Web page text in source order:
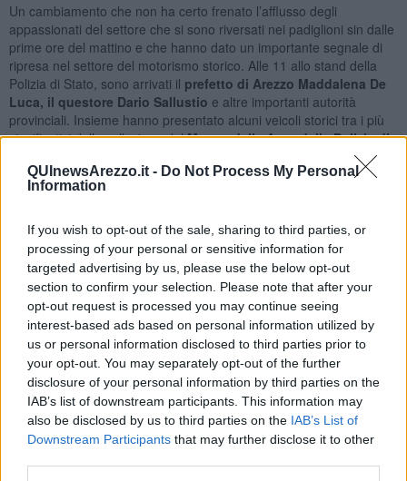
QUInewsArezzo.it - Do Not Process My Personal
Information
If you wish to opt-out of the sale, sharing to third parties, or
processing of your personal or sensitive information for
targeted advertising by us, please use the below opt-out
section to confirm your selection. Please note that after your
opt-out request is processed you may continue seeing
interest-based ads based on personal information utilized by
us or personal information disclosed to third parties prior to
your opt-out. You may separately opt-out of the further
disclosure of your personal information by third parties on the
IAB’s list of downstream participants. This information may
also be disclosed by us to third parties on the IAB’s List of
Downstream Participants that may further disclose it to other
Un cambiamento che non ha certo frenato l’afflusso degli
appassionati del settore che si sono riversati nei padiglioni sin dalle
prime ore del mattino e che hanno dato un importante segnale di
ripresa nel settore del motorismo storico. Alle 11 allo stand della
Polizia di Stato, sono arrivati il prefetto di Arezzo Maddalena De
Luca, il questore Dario Sallustio e altre importanti autorità
provinciali. Insieme hanno presentato alcuni veicoli storici tra i più
significativi della collezione delMuseo delle Auto della Polizia di
In occasione del centesimo anniversario dalla nascita del marchio
Moto Guzzi, sono stati esposti motoveicoli che hanno “indossato” la
divisa della Polizia. Tra queste: la Moto Guzzi NF 500 “Nuovo
Falcone” del 1970, la Moto Guzzi V7 del 1971 utilizzata dalla
specialità Polizia Stradale così come la Moto Guzzi 850-T3 del
1985. Le caratteristiche dei veicoli d’epoca, tra cui anche la Fiat
1100 EL del 1951 e l’Alfa Romeo Giulia Super 1600 del 1971, sono
state illustrate da alcuni membri della Polizia oggi in pensione, che
hanno effettivamente operato su quei mezzi. Ulteriori modelli di
Moto Guzzi sono stati esposti in una splendida retrospettiva presso
il Moto Club Arezzo. Allo stand di Posteitaliane, Stefano Sangalli,
organizzatore della manifestazione insieme a Fabio Gregori,